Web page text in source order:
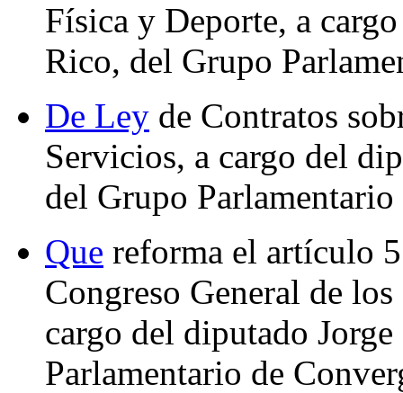
Física y Deporte, a
Rico, del Grupo
De Ley de Contratos
Servicios, a cargo del
del Grupo
Que reforma el artículo
Congreso General de
cargo del diputado
Parlamentario de